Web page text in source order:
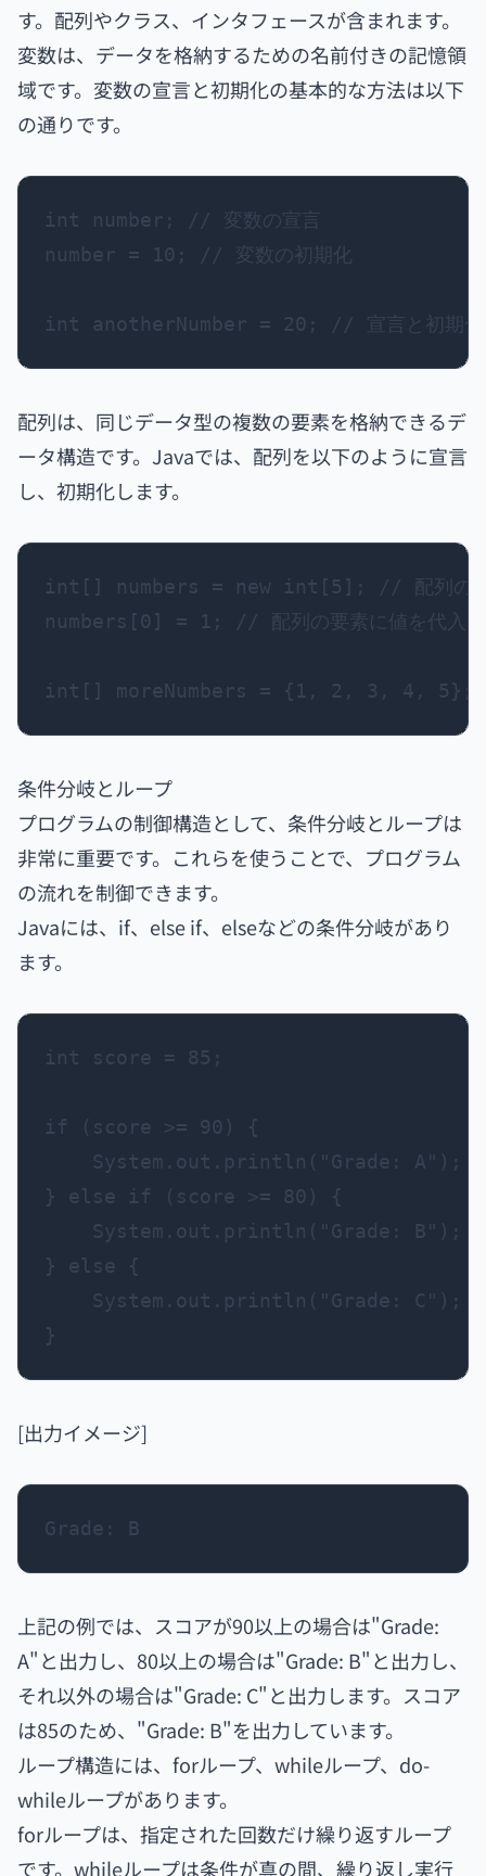
す。配列やクラス、インタフェースが含まれます。
変数は、データを格納するための名前付きの記憶領
域です。変数の宣言と初期化の基本的な方法は以下
の通りです。
int number; // 変数の宣言
number = 10; // 変数の初期化
配列は、同じデータ型の複数の要素を格納できるデ
ータ構造です。Javaでは、配列を以下のように宣言
し、初期化します。
int[] numbers = new int[5]; // 配列の宣
numbers[0] = 1; // 配列の要素に値を代入
条件分岐とループ
プログラムの制御構造として、条件分岐とループは
非常に重要です。これらを使うことで、プログラム
の流れを制御できます。
Javaには、if、else if、elseなどの条件分岐があり
ます。
int score = 85;
if (score >= 90) {
    System.out.println("Grade: A");
} else if (score >= 80) {
    System.out.println("Grade: B");
} else {
    System.out.println("Grade: C");
[出力イメージ]
Grade: B
上記の例では、スコアが90以上の場合は"Grade:
A"と出力し、80以上の場合は"Grade: B"と出力し、
それ以外の場合は"Grade: C"と出力します。スコア
は85のため、"Grade: B"を出力しています。
ループ構造には、forループ、whileループ、do-
whileループがあります。
forループは、指定された回数だけ繰り返すループ
です。whileループは条件が真の間、繰り返し実行